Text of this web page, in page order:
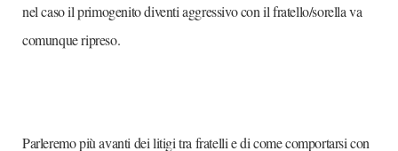
nel caso il primogenito diventi aggressivo con il fratello/sorella va
comunque ripreso.
Parleremo più avanti dei litigi tra fratelli e di come comportarsi con